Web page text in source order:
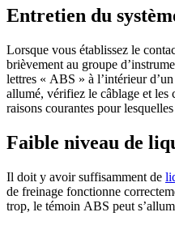
Entretien du
Lorsque vous établissez le
brièvement au groupe
lettres « ABS » à l’intérieur
allumé, vérifiez le câblage et les
raisons courantes pour
Faible niveau de
Il doit y avoir suffisamment de
de freinage fonctionne
trop, le témoin ABS peut